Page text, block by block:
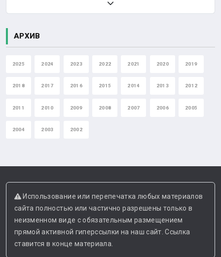
АРХИВ
2025 2024 2023 2022 2021 2020 2019
2018 2017 2016 2015 2014 2013 2012
2011 2010 2009 2008 2007 2006 2005
2004 2003 2002
Использование или перепечатка любых материалов
сайта полностью или частично разрешены только в
неизменном виде с обязательным размещением
прямой активной гиперссылки на наш сайт. Ссылка
ставится в конце материала.